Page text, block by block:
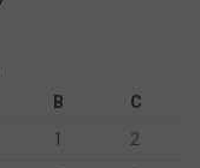
B
C
1
2